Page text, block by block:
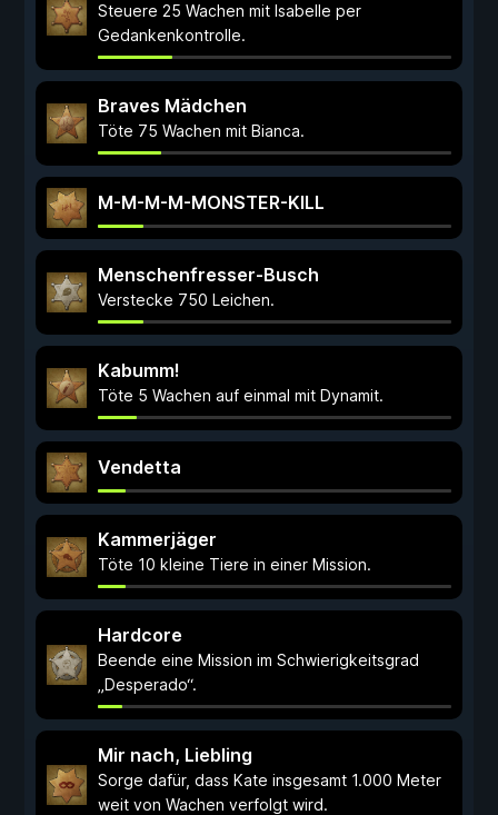
Steuere 25 Wachen mit Isabelle per
Gedankenkontrolle.
Braves Mädchen
Töte 75 Wachen mit Bianca.
M-M-M-M-MONSTER-KILL
Menschenfresser-Busch
Verstecke 750 Leichen.
Kabumm!
Töte 5 Wachen auf einmal mit Dynamit.
Vendetta
Kammerjäger
Töte 10 kleine Tiere in einer Mission.
Hardcore
Beende eine Mission im Schwierigkeitsgrad
„Desperado“.
Mir nach, Liebling
Sorge dafür, dass Kate insgesamt 1.000 Meter
weit von Wachen verfolgt wird.